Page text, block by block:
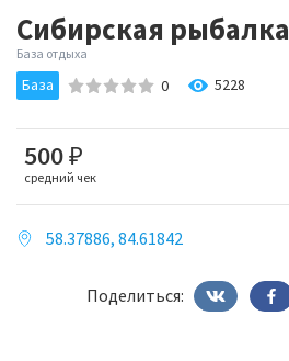
Сибирская рыбалка
База отдыха
База 0 5228
500₽
средний чек
58.37886, 84.61842
Поделиться: